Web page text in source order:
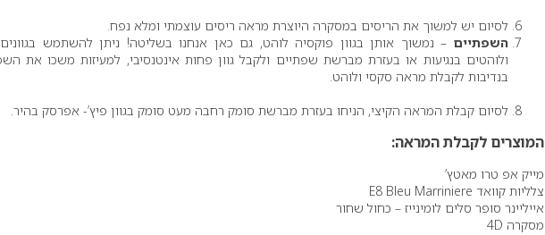
לסיום יש למשוך את הריסים במסקרה היוצרת מראה ריסים עוצמתי ומלא נפח.
השפתיים – נמשוך אותן בגוון פוקסיה לוהט, גם כאן אנחנו בשליטה! ניתן להשתמש
ולוהטים בנגיעות או בעזרת מברשת שפתיים ולקבל גוון פחות אינטנסיבי, למעיזות משכו את
בנדיבות לקבלת מראה סקסי ולוהט.
לסיום קבלת המראה הקיצי, הניחו בעזרת מברשת סומק רחבה מעט סומק בגוון פיץ’- אפרסק בהיר.
המוצרים לקבלת המראה:
מייק אפ טרו מאטץ’
צלליות קוואד E8 Bleu Marriniere
אייליינר סופר סלים לומינייז – כחול שחור
מסקרה 4D